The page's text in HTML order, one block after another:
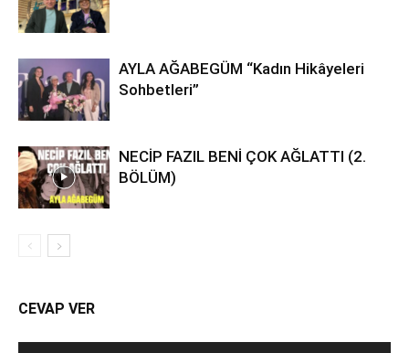
AYLA AĞABEGÜM “Kadın Hikâyeleri
Sohbetleri”
NECİP FAZIL BENİ ÇOK AĞLATTI (2.
BÖLÜM)
CEVAP VER